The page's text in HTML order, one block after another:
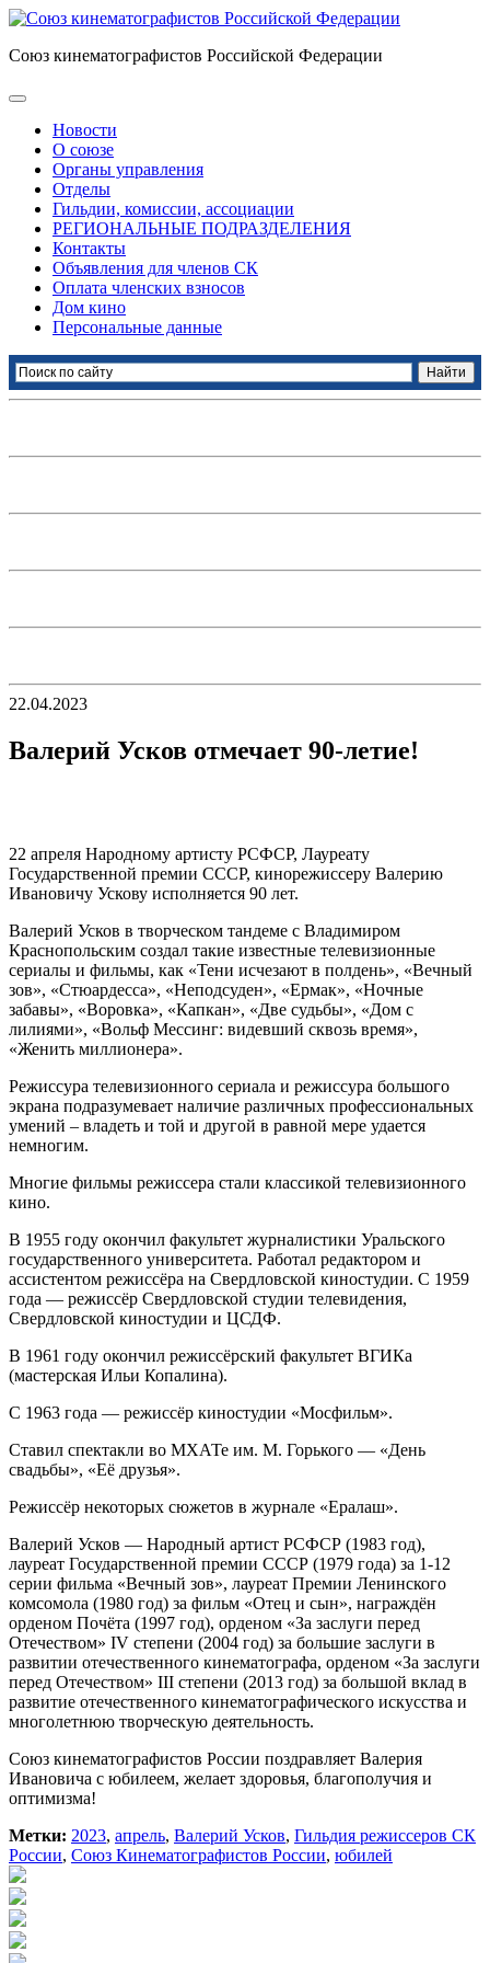
Союз кинематографистов Российской Федерации
Новости
О союзе
Органы управления
Отделы
Гильдии, комиссии, ассоциации
РЕГИОНАЛЬНЫЕ ПОДРАЗДЕЛЕНИЯ
Контакты
Объявления для членов СК
Оплата членских взносов
Дом кино
Персональные данные
22.04.2023
Валерий Усков отмечает 90-летие!
22 апреля Народному артисту РСФСР, Лауреату
Государственной премии СССР, кинорежиссеру Валерию
Ивановичу Ускову исполняется 90 лет.
Валерий Усков в творческом тандеме с Владимиром
Краснопольским создал такие известные телевизионные
сериалы и фильмы, как «Тени исчезают в полдень», «Вечный
зов», «Стюардесса», «Неподсуден», «Ермак», «Ночные
забавы», «Воровка», «Капкан», «Две судьбы», «Дом с
лилиями», «Вольф Мессинг: видевший сквозь время»,
«Женить миллионера».
Режиссура телевизионного сериала и режиссура большого
экрана подразумевает наличие различных профессиональных
умений – владеть и той и другой в равной мере удается
немногим.
Многие фильмы режиссера стали классикой телевизионного
кино.
В 1955 году окончил факультет журналистики Уральского
государственного университета. Работал редактором и
ассистентом режиссёра на Свердловской киностудии. С 1959
года — режиссёр Свердловской студии телевидения,
Свердловской киностудии и ЦСДФ.
В 1961 году окончил режиссёрский факультет ВГИКа
(мастерская Ильи Копалина).
С 1963 года — режиссёр киностудии «Мосфильм».
Ставил спектакли во МХАТе им. М. Горького — «День
свадьбы», «Её друзья».
Режиссёр некоторых сюжетов в журнале «Ералаш».
Валерий Усков — Народный артист РСФСР (1983 год),
лауреат Государственной премии СССР (1979 года) за 1-12
серии фильма «Вечный зов», лауреат Премии Ленинского
комсомола (1980 год) за фильм «Отец и сын», награждён
орденом Почёта (1997 год), орденом «За заслуги перед
Отечеством» IV степени (2004 год) за большие заслуги в
развитии отечественного кинематографа, орденом «За заслуги
перед Отечеством» III степени (2013 год) за большой вклад в
развитие отечественного кинематографического искусства и
многолетнюю творческую деятельность.
Союз кинематографистов России поздравляет Валерия
Ивановича с юбилеем, желает здоровья, благополучия и
оптимизма!
Метки: 2023, апрель, Валерий Усков, Гильдия режиссеров СК
России, Союз Кинематографистов России, юбилей